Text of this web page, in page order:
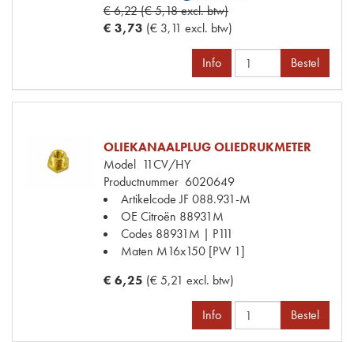
€ 6,22 (€ 5,18 excl. btw)
€ 3,73 (€ 3,11 excl. btw)
Info Bestel
OLIEKANAALPLUG OLIEDRUKMETER
Model 11CV/HY
Productnummer 6020649
Artikelcode JF088.931-M
OE Citroën 88931M
Codes 88931M | P111
Maten M16x150 [PW 1]
€ 6,25 (€ 5,21 excl. btw)
Info Bestel